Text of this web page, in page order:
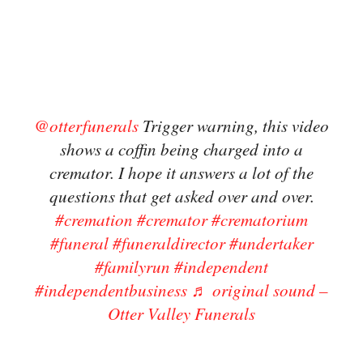
@otterfunerals Trigger warning, this video
shows a coffin being charged into a
cremator. I hope it answers a lot of the
questions that get asked over and over.
#cremation #cremator#crematorium
#funeral#funeraldirector#undertaker
#familyrun #independent
#independentbusiness ♬ original sound –
Otter Valley Funerals